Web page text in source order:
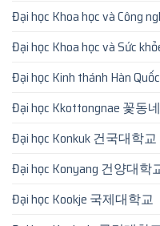
Đại học Khoa học và Công
Đại học Khoa học và Sức
Đại học Kinh thánh Hàn
Đại học Kkottongnae 꽃동
Đại học Konkuk 건국대학교
Đại học Konyang 건양대학
Đại học Kookje 국제대학교